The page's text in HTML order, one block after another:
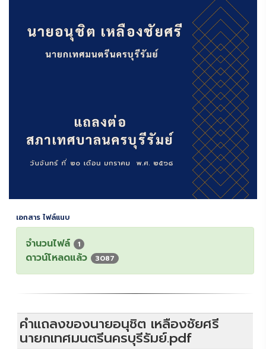
เอกสาร ไฟล์แนบ
จำนวนไฟล์ 1
ดาวน์โหลดแล้ว 3087
คำแถลงของนายอนุชิต เหลืองชัยศรี
นายกเทศมนตรีนครบุรีรัมย์.pdf